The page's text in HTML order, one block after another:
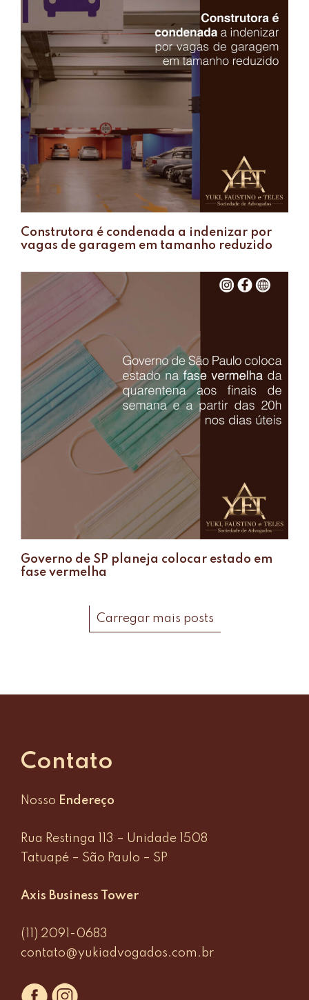
Construtora é condenada a indenizar por
vagas de garagem em tamanho reduzido
Governo de SP planeja colocar estado em
fase vermelha
Carregar mais posts
Contato
Nosso Endereço
Rua Restinga 113 – Unidade 1508
Tatuapé – São Paulo – SP
Axis Business Tower
(11) 2091-0683
contato@yukiadvogados.com.br